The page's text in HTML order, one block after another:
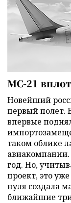
МС-21
Новейший
первый полет.
впервые
таком облике
авиакомпании.
год. Но,
проект, это
нуля создала
ближайшие